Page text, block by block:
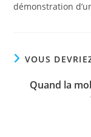
démonstration
VOUS
Quand la